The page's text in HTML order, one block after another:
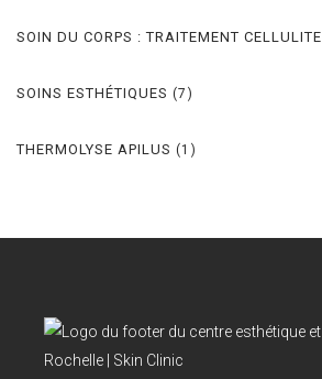
SOIN DU CORPS : TRAITEMENT CELLULITE
SOINS ESTHÉTIQUES (7)
THERMOLYSE APILUS (1)